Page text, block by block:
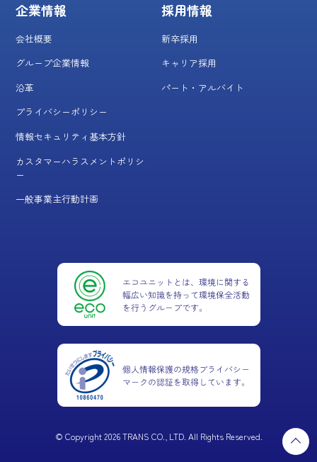
企業情報
会社概要
グループ企業情報
沿革
プライバシーポリシー
情報セキュリティ基本方針
カスタマーハラスメントポリシ
ー
一般事業主行動計画
採用情報
新卒採用
キャリア採用
パート・アルバイト
© Copyright 2026 TRANS CO., LTD. All Rights Reserved.